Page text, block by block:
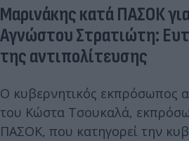
Μαρινάκης κατά ΠΑΣΟΚ
Αγνώστου Στρατιώτη:
της αντιπολίτευσης
Ο κυβερνητικός εκπρόσωπος
του Κώστα Τσουκαλά,
ΠΑΣΟΚ, που κατηγορεί την